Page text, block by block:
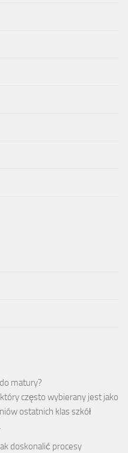
matury?
często wybierany jest jako
ostatnich klas szkół
doskonalić procesy